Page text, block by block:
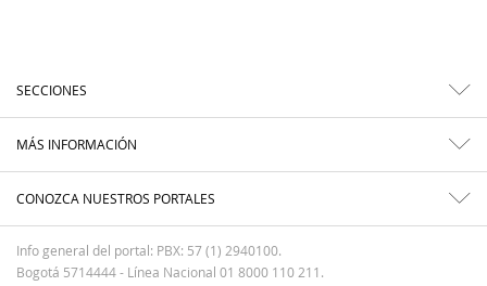
SECCIONES
MÁS INFORMACIÓN
CONOZCA NUESTROS PORTALES
Info general del portal: PBX: 57 (1) 2940100.
Bogotá 5714444 - Línea Nacional 01 8000 110 211.